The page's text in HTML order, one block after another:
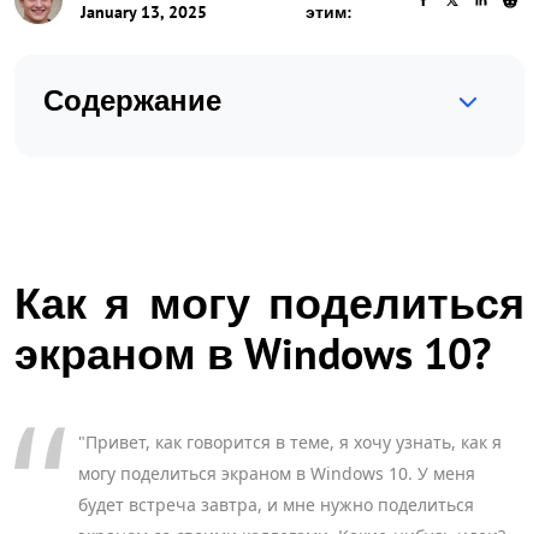
January 13, 2025
этим:
Содержание
Как я могу поделиться
экраном в Windows 10?
"Привет, как говорится в теме, я хочу узнать, как я
могу поделиться экраном в Windows 10. У меня
будет встреча завтра, и мне нужно поделиться